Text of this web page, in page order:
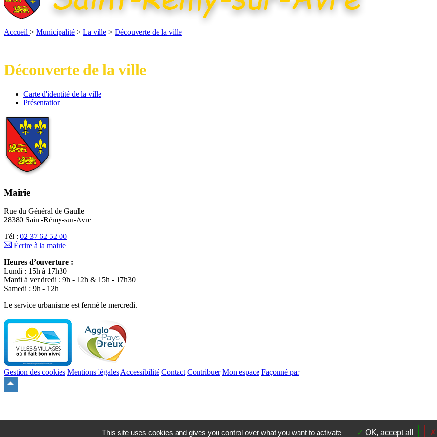
Accueil > Municipalité > La ville > Découverte de la ville
Découverte de la ville
Carte
d'identité
la
ville
Carte d'identité de la ville
Présentation
Présentation
Mairie
Rue du Général de Gaulle
28380 Saint-Rémy-sur-Avre
Tél : 02 37 62 52 00
Écrire à la mairie
Heures d’ouverture :
Lundi : 15h à 17h30
Mardi à vendredi : 9h - 12h & 15h - 17h30
Samedi : 9h - 12h
Le service urbanisme est fermé le mercredi.
Gestion des cookies Mentions légales Accessibilité Contact Contribuer Mon espace Façonné par
This site uses cookies and gives you control over what you want to activate OK, accept all